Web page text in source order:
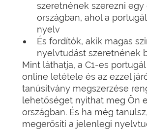
szeretnének szerezni egy
országban, ahol a
nyelv
És fordítók, akik magas
nyelvtudást szeretnének
Mint láthatja, a C1-es
online letétele és az ezzel
tanúsítvány megszerzése
lehetőséget nyithat meg Ön
országban. És ha még
megerősíti a jelenlegi